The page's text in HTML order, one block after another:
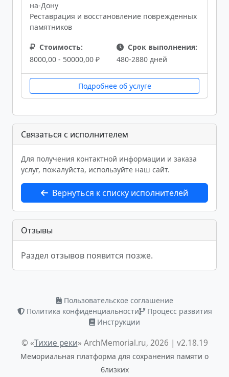
на-Дону
Реставрация и восстановление поврежденных
памятников
Стоимость:
8000,00 - 50000,00 ₽
Срок выполнения:
480-2880 дней
Подробнее об услуге
Связаться с исполнителем
Для получения контактной информации и заказа
услуг, пожалуйста, используйте наш сайт.
Вернуться к списку исполнителей
Отзывы
Раздел отзывов появится позже.
Пользовательское соглашение
Политика конфиденциальности
Процесс развития
Инструкции
© «Тихие реки» ArchMemorial.ru, 2026 | v2.18.19
Мемориальная платформа для сохранения памяти о
близких